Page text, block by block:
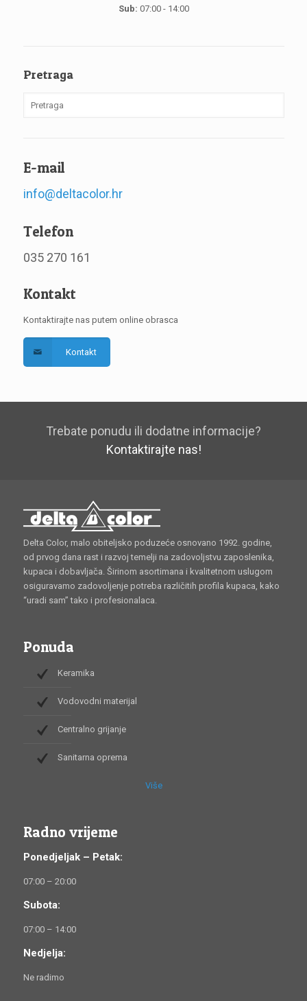
Sub: 07:00 - 14:00
Pretraga
E-mail
info@deltacolor.hr
Telefon
035 270 161
Kontakt
Kontaktirajte nas putem online obrasca
Kontakt
Trebate ponudu ili dodatne informacije?
Kontaktirajte nas!
Delta Color, malo obiteljsko poduzeće osnovano 1992. godine,
od prvog dana rast i razvoj temelji na zadovoljstvu zaposlenika,
kupaca i dobavljača. Širinom asortimana i kvalitetnom uslugom
osiguravamo zadovoljenje potreba različitih profila kupaca, kako
“uradi sam” tako i profesionalaca.
Ponuda
Keramika
Vodovodni materijal
Centralno grijanje
Sanitarna oprema
Više
Radno vrijeme
Ponedjeljak – Petak:
07:00 – 20:00
Subota:
07:00 – 14:00
Nedjelja:
Ne radimo